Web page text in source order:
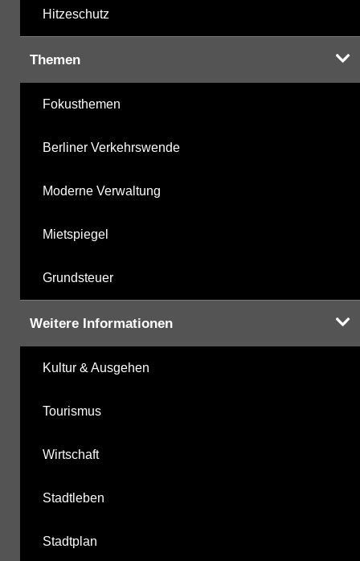
Hitzeschutz
Themen
Fokusthemen
Berliner Verkehrswende
Moderne Verwaltung
Mietspiegel
Grundsteuer
Weitere Informationen
Kultur & Ausgehen
Tourismus
Wirtschaft
Stadtleben
Stadtplan